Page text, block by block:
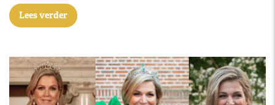
Lees verder